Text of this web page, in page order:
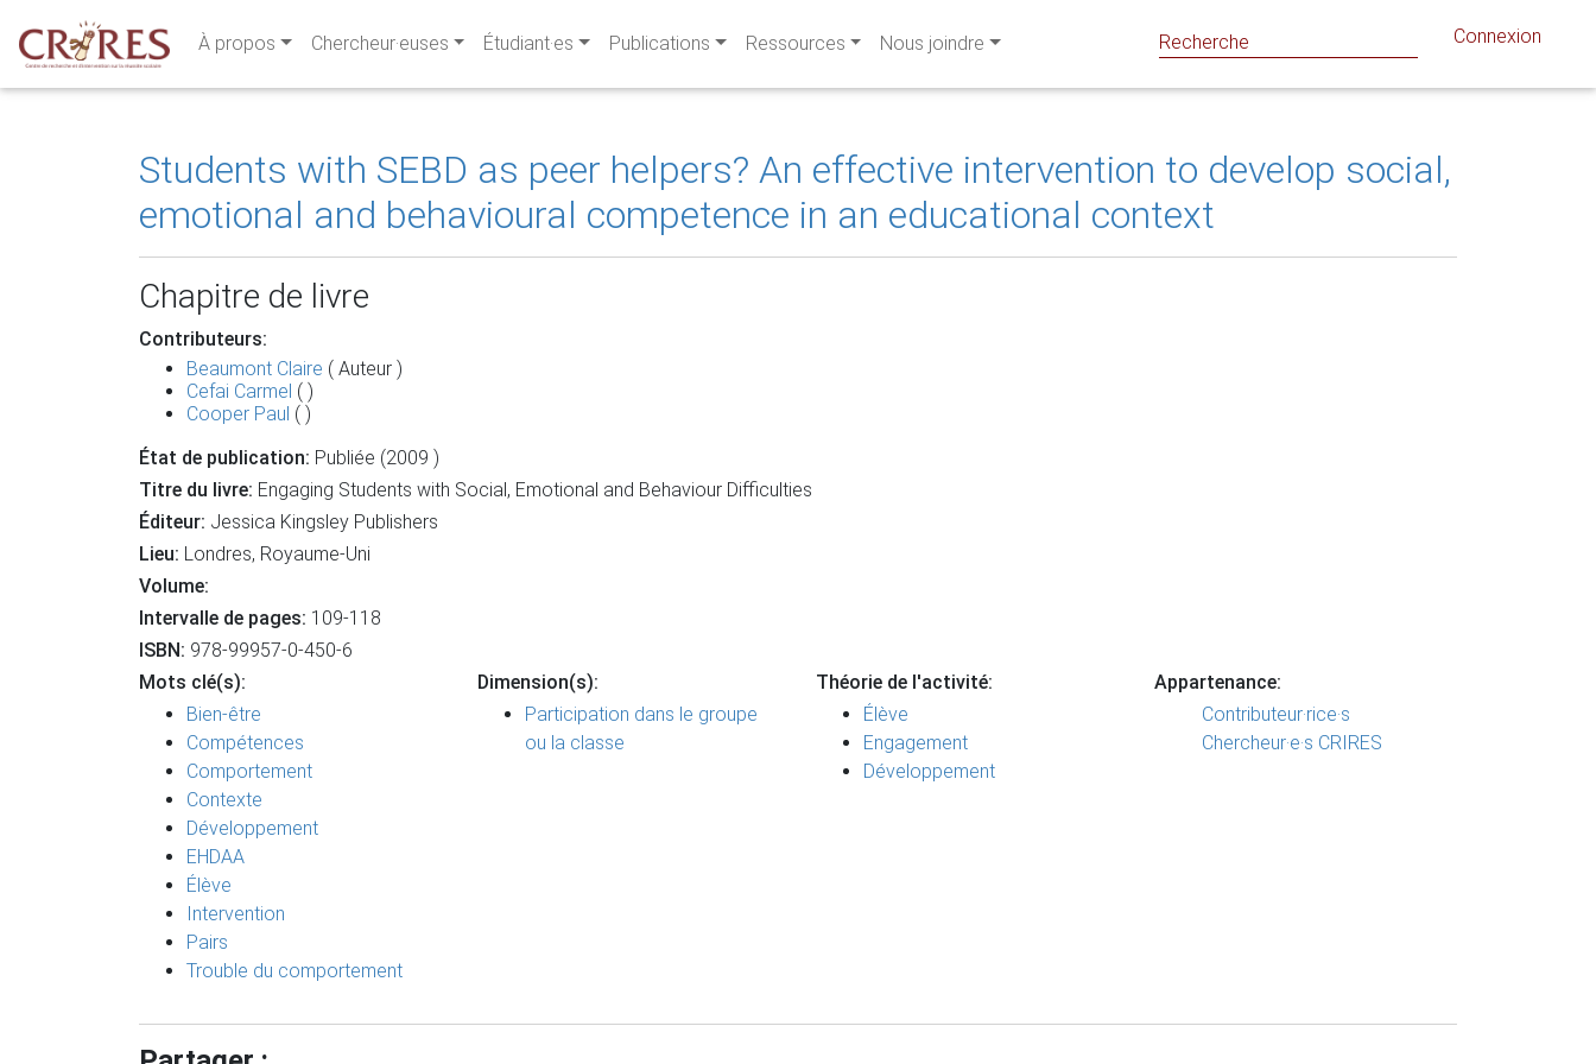
À propos Chercheur·euses Étudiant·es Publications Ressources Nous joindre Connexion
Students with SEBD as peer helpers? An effective intervention to develop social,
emotional and behavioural competence in an educational context
Chapitre de livre
Contributeurs:
Beaumont Claire ( Auteur )
Cefai Carmel ( )
Cooper Paul ( )
État de publication: Publiée (2009 )
Titre du livre: Engaging Students with Social, Emotional and Behaviour Difficulties
Éditeur: Jessica Kingsley Publishers
Lieu: Londres, Royaume-Uni
Volume:
Intervalle de pages: 109-118
ISBN: 978-99957-0-450-6
Mots clé(s):
Bien-être
Compétences
Comportement
Contexte
Développement
EHDAA
Élève
Intervention
Pairs
Trouble du comportement
Dimension(s):
Participation dans le groupe
ou la classe
Théorie de l'activité:
Élève
Engagement
Développement
Appartenance:
Contributeur·rice·s
Chercheur·e·s CRIRES